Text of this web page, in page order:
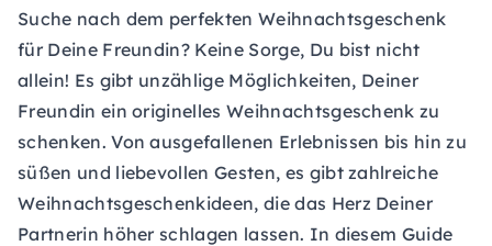
Suche nach dem perfekten Weihnachtsgeschenk
für Deine Freundin? Keine Sorge, Du bist nicht
allein! Es gibt unzählige Möglichkeiten, Deiner
Freundin ein originelles Weihnachtsgeschenk zu
schenken. Von ausgefallenen Erlebnissen bis hin zu
süßen und liebevollen Gesten, es gibt zahlreiche
Weihnachtsgeschenkideen, die das Herz Deiner
Partnerin höher schlagen lassen. In diesem Guide